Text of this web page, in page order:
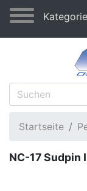
Startseite
NC-17 Sudpin